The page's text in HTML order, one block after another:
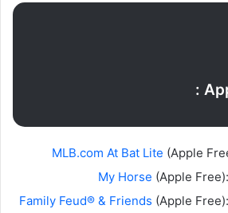
MLB.com At Bat Lite (Apple
My Horse (Apple
Family Feud® & Friends (Apple